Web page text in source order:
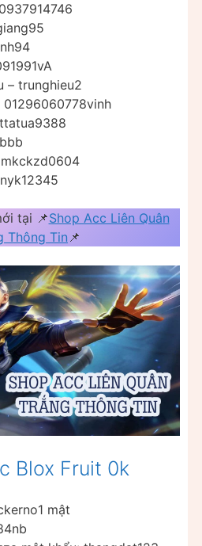
– trunghieu2
01296060778vinh
tại 📌Shop Acc Liên Quân
Thông Tin 📌
Blox Fruit 0k
mật